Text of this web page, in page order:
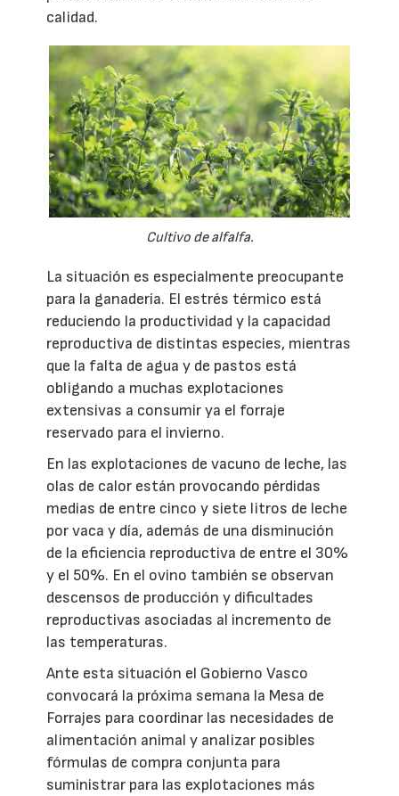
calidad.
Cultivo de alfalfa.
La situación es especialmente preocupante
para la ganadería. El estrés térmico está
reduciendo la productividad y la capacidad
reproductiva de distintas especies, mientras
que la falta de agua y de pastos está
obligando a muchas explotaciones
extensivas a consumir ya el forraje
reservado para el invierno.
En las explotaciones de vacuno de leche, las
olas de calor están provocando pérdidas
medias de entre cinco y siete litros de leche
por vaca y día, además de una disminución
de la eficiencia reproductiva de entre el 30%
y el 50%. En el ovino también se observan
descensos de producción y dificultades
reproductivas asociadas al incremento de
las temperaturas.
Ante esta situación el Gobierno Vasco
convocará la próxima semana la Mesa de
Forrajes para coordinar las necesidades de
alimentación animal y analizar posibles
fórmulas de compra conjunta para
suministrar para las explotaciones más